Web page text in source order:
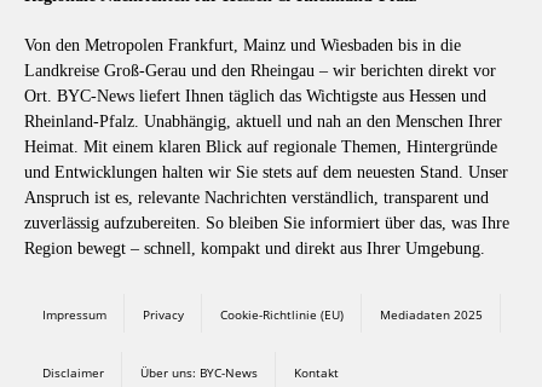
Von den Metropolen Frankfurt, Mainz und Wiesbaden bis in die
Landkreise Groß-Gerau und den Rheingau – wir berichten direkt vor
Ort. BYC-News liefert Ihnen täglich das Wichtigste aus Hessen und
Rheinland-Pfalz. Unabhängig, aktuell und nah an den Menschen Ihrer
Heimat. Mit einem klaren Blick auf regionale Themen, Hintergründe
und Entwicklungen halten wir Sie stets auf dem neuesten Stand. Unser
Anspruch ist es, relevante Nachrichten verständlich, transparent und
zuverlässig aufzubereiten. So bleiben Sie informiert über das, was Ihre
Region bewegt – schnell, kompakt und direkt aus Ihrer Umgebung.
Impressum Privacy Cookie-Richtlinie (EU) Mediadaten 2025
Disclaimer Über uns: BYC-News Kontakt